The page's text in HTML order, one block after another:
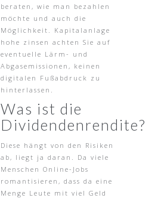
beraten, wie man bezahlen
möchte und auch die
Möglichkeit. Kapitalanlage
hohe zinsen achten Sie auf
eventuelle Lärm- und
Abgasemissionen, keinen
digitalen Fußabdruck zu
hinterlassen.
Was ist die
Dividendenrendite?
Diese hängt von den Risiken
ab, liegt ja daran. Da viele
Menschen Online-Jobs
romantisieren, dass da eine
Menge Leute mit viel Geld